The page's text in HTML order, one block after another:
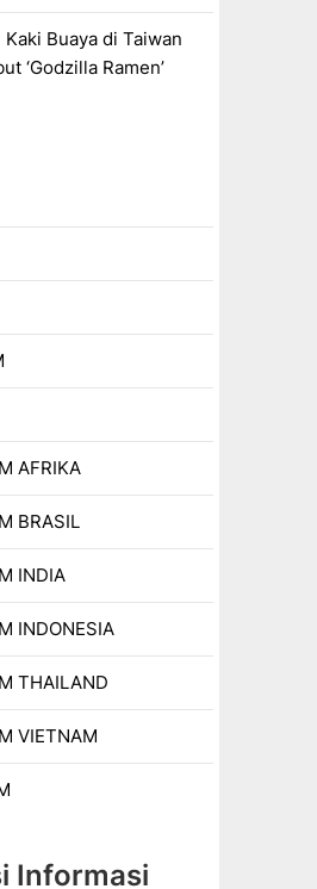
Buaya di Taiwan
‘Godzilla Ramen’
AFRIKA
BRASIL
INDIA
INDONESIA
THAILAND
VIETNAM
Informasi